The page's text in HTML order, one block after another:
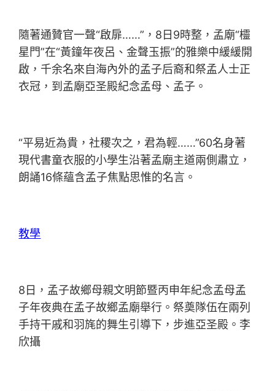
隨著通贊官一聲“啟扉……”，8日9時整，孟廟“欞
星門”在“黃鐘年夜呂、金聲玉振”的雅樂中緩緩開
啟，千余名來自海內外的孟子后裔和祭孟人士正
衣冠，到孟廟亞圣殿紀念孟母、孟子。
“平易近為貴，社稷次之，君為輕……”60名身著
現代書童衣服的小學生沿著孟廟主道兩側肅立，
朗誦16條蘊含孟子焦點思惟的名言。
教學
8日，孟子故鄉母親文明節暨丙申年紀念孟母孟
子年夜典在孟子故鄉孟廟舉行。祭奠隊伍在兩列
手持干戚和羽旄的舞生引導下，步進亞圣殿。李
欣攝